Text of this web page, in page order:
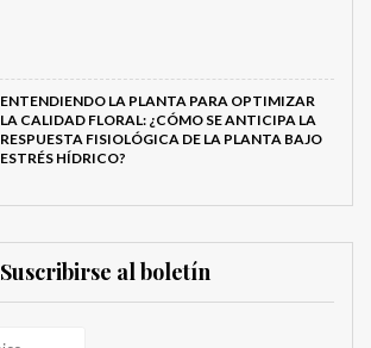
ENTENDIENDO LA PLANTA PARA OPTIMIZAR
LA CALIDAD FLORAL: ¿CÓMO SE ANTICIPA LA
RESPUESTA FISIOLÓGICA DE LA PLANTA BAJO
ESTRÉS HÍDRICO?
Suscribirse al boletín